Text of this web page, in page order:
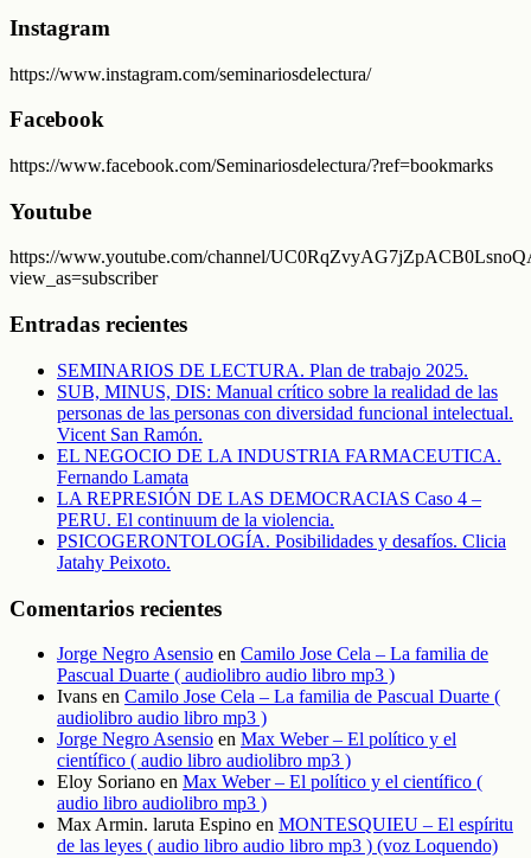
Instagram
https://www.instagram.com/seminariosdelectura/
Facebook
https://www.facebook.com/Seminariosdelectura/?ref=bookmarks
Youtube
https://www.youtube.com/channel/
view_as=subscriber
Entradas recientes
SEMINARIOS DE LECTURA. Plan de trabajo 2025.
SUB, MINUS, DIS: Manual crítico sobre la realidad de las
personas de las personas con diversidad funcional intelectual.
Vicent San Ramón.
EL NEGOCIO DE LA INDUSTRIA FARMACEUTICA.
Fernando Lamata
LA REPRESIÓN DE LAS DEMOCRACIAS Caso 4 –
PERU. El continuum de la violencia.
PSICOGERONTOLOGÍA. Posibilidades y desafíos. Clicia
Jatahy Peixoto.
Comentarios recientes
Jorge Negro Asensio en Camilo Jose Cela – La familia de
Pascual Duarte ( audiolibro audio libro mp3 )
Ivans en Camilo Jose Cela – La familia de Pascual Duarte (
audiolibro audio libro mp3 )
Jorge Negro Asensio en Max Weber – El político y el
científico ( audio libro audiolibro mp3 )
Eloy Soriano en Max Weber – El político y el científico (
audio libro audiolibro mp3 )
Max Armin. laruta Espino en MONTESQUIEU – El espíritu
de las leyes ( audio libro audio libro mp3 ) (voz Loquendo)